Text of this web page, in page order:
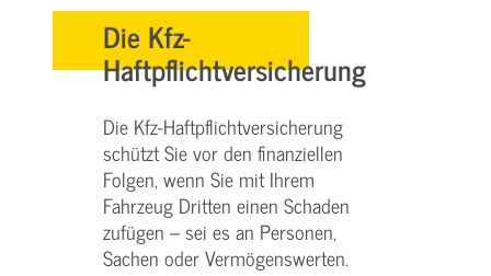
Die Kfz-
Haftpflichtversicherung
Die Kfz-Haftpflichtversicherung
schützt Sie vor den finanziellen
Folgen, wenn Sie mit Ihrem
Fahrzeug Dritten einen Schaden
zufügen – sei es an Personen,
Sachen oder Vermögenswerten.